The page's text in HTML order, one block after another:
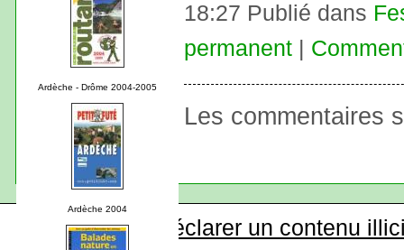
Ardèche - Drôme 2004-2005
Ardèche 2004
18:27 Publié dans
permanent
Les commentaires
Déclarer un contenu